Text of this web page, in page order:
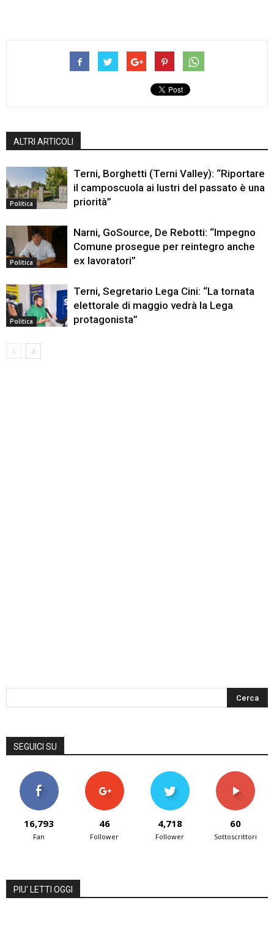
ALTRI ARTICOLI
Politica
Terni, Borghetti (Terni Valley): “Riportare
il camposcuola ai lustri del passato è una
priorità”
Politica
Narni, GoSource, De Rebotti: “Impegno
Comune prosegue per reintegro anche
ex lavoratori”
Politica
Terni, Segretario Lega Cini: “La tornata
elettorale di maggio vedrà la Lega
protagonista”
SEGUICI SU
16,793
Fan
46
Follower
4,718
Follower
60
Sottoscrittori
PIU' LETTI OGGI